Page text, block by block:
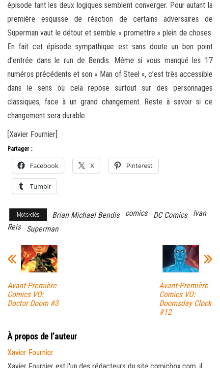
épisode tant les deux logiques semblent converger. Pour autant la
première esquisse de réaction de certains adversaires de
Superman vaut le détour et semble « promettre » plein de choses.
En fait cet épisode sympathique est sans doute un bon point
d’entrée dans le run de Bendis. Même si vous manqué les 17
numéros précédents et son « Man of Steel », c’est très accessible
dans le sens où cela repose surtout sur des personnages
classiques, face à un grand changement. Reste à savoir si ce
changement sera durable.
[Xavier Fournier]
Partager :
Facebook X Pinterest
Tumblr
Mots-clés Brian Michael Bendis comics DC Comics
Ivan
Reis
Superman
Avant-Première
Comics VO:
Doctor Doom #3
Avant-Première
Comics VO:
Doomsday Clock
#12
À propos de l’auteur
Xavier Fournier
Xavier Fournier est l'un des rédacteurs du site comicbox.com, il